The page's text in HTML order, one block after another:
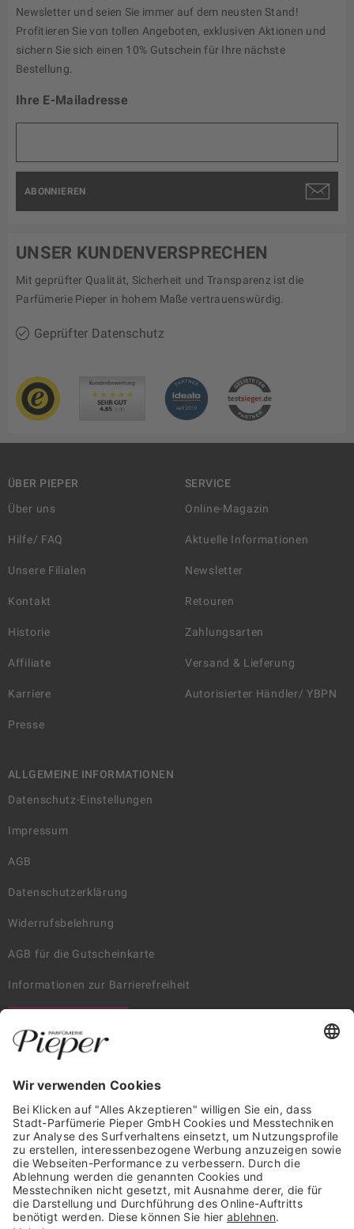
Newsletter und seien Sie immer auf dem neusten Stand!
Profitieren Sie von tollen Angeboten, exklusiven Aktionen und
sichern Sie sich einen 10% Gutschein für Ihre nächste
Bestellung.
Ihre E-Mailadresse
ABONNIEREN
UNSER KUNDENVERSPRECHEN
Mit geprüfter Qualität, Sicherheit und Transparenz ist die
Parfümerie Pieper in hohem Maße vertrauenswürdig.
Geprüfter Datenschutz
ÜBER PIEPER
Über uns
Hilfe/ FAQ
Unsere Filialen
Kontakt
Historie
Affiliate
Karriere
Presse
SERVICE
Online-Magazin
Aktuelle Informationen
Newsletter
Retouren
Zahlungsarten
Versand & Lieferung
Autorisierter Händler/ YBPN
ALLGEMEINE INFORMATIONEN
Datenschutz-Einstellungen
Impressum
AGB
Datenschutzerklärung
Widerrufsbelehrung
AGB für die Gutscheinkarte
Informationen zur Barrierefreiheit
Trusted Shops Mitglied seit 2010